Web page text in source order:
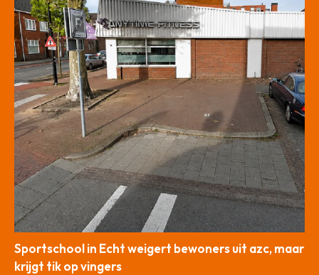
Sportschool in Echt weigert bewoners uit azc, maar
krijgt tik op vingers